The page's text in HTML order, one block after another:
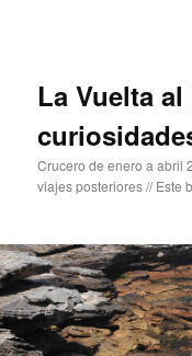
La Vuelta
Crucero de enero a abril
viajes posteriores // Este